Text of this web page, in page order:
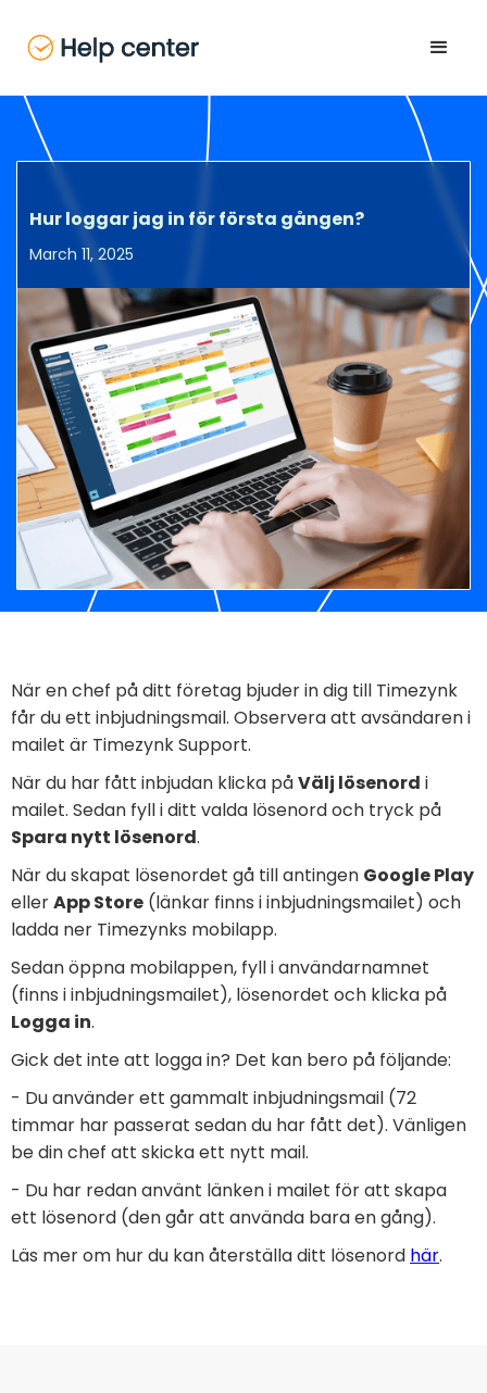
Hur loggar jag in för första gången?
March 11, 2025
När en chef på ditt företag bjuder in dig till Timezynk
får du ett inbjudningsmail. Observera att avsändaren i
mailet är Timezynk Support.
När du har fått inbjudan klicka påVälj lösenord i
mailet. Sedan fyll i ditt valda lösenord och tryck på
Spara nytt lösenord.
När du skapat lösenordet gå till antingen Google Play
ellerApp Store (länkar finns i inbjudningsmailet) och
ladda ner Timezynks mobilapp.
Sedan öppna mobilappen, fyll i användarnamnet
(finns i inbjudningsmailet), lösenordet och klicka på
Logga in.
Gick det inte att logga in? Det kan bero på följande:
- Du använder ett gammalt inbjudningsmail (72
timmar har passerat sedan du har fått det). Vänligen
be din chef att skicka ett nytt mail.
- Du har redan använt länken i mailet för att skapa
ett lösenord (den går att använda bara en gång).
Läs mer om hur du kan återställa ditt lösenord här.